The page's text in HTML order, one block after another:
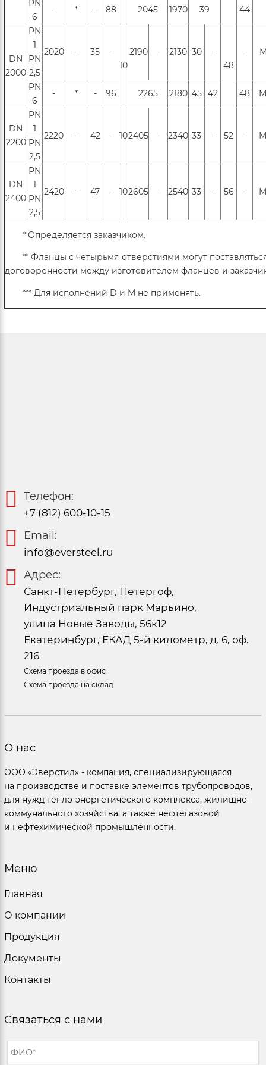
РN
6
- * - 88 2045 1970 39 44
DN
2000
РN
1
2020 - 35
-
10
2190 - 2130 30
-
48
-
РN
2,5
РN
6
- * - 96 2265 2180 45 42 48
DN
2200
РN
1
2220 - 42 - 102405 - 2340 33 - 52 -
РN
2,5
DN
2400
РN
1
2420 - 47 - 102605 - 2540 33 - 56 -
РN
2,5
* Определяется заказчиком.
** Фланцы с четырьмя отверстиями могут
договоренности между изготовителем фланцев и
*** Для исполнений D и M не применять.
Телефон:
+7 (812) 600-10-15
Email:
info@eversteel.ru
Адрес:
Санкт-Петербург, Петергоф,
Индустриальный парк Марьино,
улица Новые Заводы, 56к12
Екатеринбург, ЕКАД 5-й километр, д. 6, оф.
216
Схема проезда в офис
Схема проезда на склад
О нас
ООО «Эверстил» - компания, специализирующаяся
на производстве и поставке элементов трубопроводов,
для нужд тепло-энергетического комплекса, жилищно-
коммунального хозяйства, а также нефтегазовой
и нефтехимической промышленности.
Меню
Главная
О компании
Продукция
Документы
Контакты
Связаться с нами